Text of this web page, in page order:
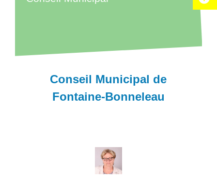
Conseil Municipal de
Fontaine-Bonneleau